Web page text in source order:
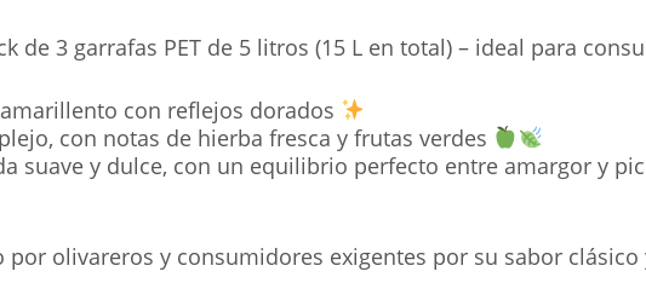
de 3 garrafas PET de 5 litros (15 L en total) – ideal para
con reflejos dorados
con notas de hierba fresca y frutas verdes
suave y dulce, con un equilibrio perfecto entre amargor y
por olivareros y consumidores exigentes por su sabor